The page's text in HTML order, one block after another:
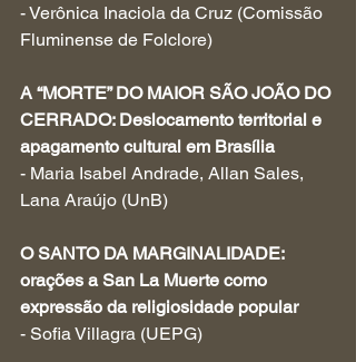
- Verônica Inaciola da Cruz (Comissão
Fluminense de Folclore)
A “MORTE” DO MAIOR SÃO JOÃO DO
CERRADO: Deslocamento territorial e
apagamento cultural em Brasília
- Maria Isabel Andrade, Allan Sales,
Lana Araújo (UnB)
O SANTO DA MARGINALIDADE:
orações a San La Muerte como
expressão da religiosidade popular
- Sofia Villagra (UEPG)